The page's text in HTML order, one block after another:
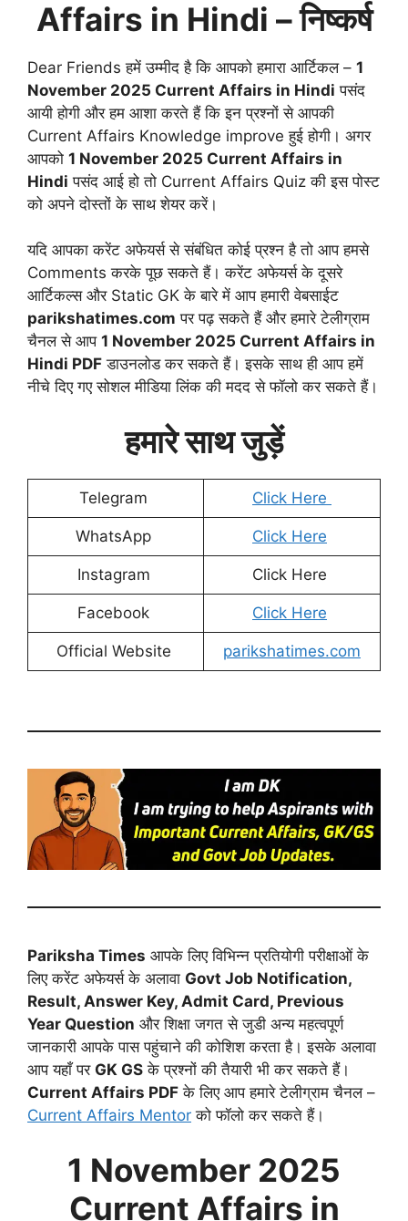
Affairs in Hindi – निष्कर्ष
Dear Friends हमें उम्मीद है कि आपको हमारा आर्टिकल – 1
November 2025 Current Affairs in Hindi पसंद
आयी होगी और हम आशा करते हैं कि इन प्रश्नों से आपकी
Current Affairs Knowledge improve हुई होगी। अगर
आपको 1 November 2025 Current Affairs in
Hindi पसंद आई हो तो Current Affairs Quiz की इस पोस्ट
को अपने दोस्तों के साथ शेयर करें।
यदि आपका करेंट अफेयर्स से संबंधित कोई प्रश्न है तो आप हमसे
Comments करके पूछ सकते हैं। करेंट अफेयर्स के दूसरे
आर्टिकल्स और Static GK के बारे में आप हमारी वेबसाईट
parikshatimes.com पर पढ़ सकते हैं और हमारे टेलीग्राम
चैनल से आप 1 November 2025 Current Affairs in
Hindi PDF डाउनलोड कर सकते हैं। इसके साथ ही आप हमें
नीचे दिए गए सोशल मीडिया लिंक की मदद से फॉलो कर सकते हैं।
हमारे साथ जुड़ें
Telegram Click Here
WhatsApp Click Here
Instagram Click Here
Facebook Click Here
Official Website parikshatimes.com
Pariksha Times आपके लिए विभिन्न प्रतियोगी परीक्षाओं के
लिए करेंट अफेयर्स के अलावा Govt Job Notification,
Result, Answer Key, Admit Card, Previous
Year Question और शिक्षा जगत से जुडी अन्य महत्वपूर्ण
जानकारी आपके पास पहुंचाने की कोशिश करता है। इसके अलावा
आप यहाँ पर GK GS के प्रश्नों की तैयारी भी कर सकते हैं।
Current Affairs PDF के लिए आप हमारे टेलीग्राम चैनल –
Current Affairs Mentor को फॉलो कर सकते हैं।
1 November 2025
Current Affairs in